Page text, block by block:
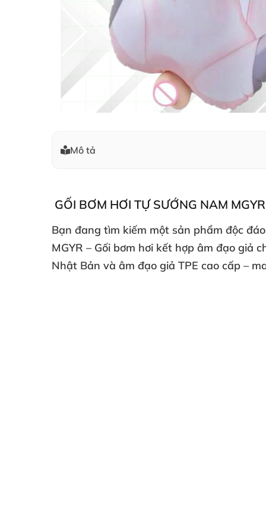
Mô tả
GỐI BƠM HƠI TỰ SƯỚNG NAM
Bạn đang tìm kiếm một sản phẩm độc đáo
MGYR – Gối bơm hơi kết hợp âm đạo giả
Nhật Bản và âm đạo giả TPE cao cấp –